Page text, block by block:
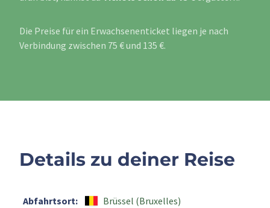
Die Preise für ein Erwachsenenticket liegen je nach
Verbindung zwischen 75 € und 135 €.
Details zu deiner Reise
Abfahrtsort:
Brüssel (Bruxelles)